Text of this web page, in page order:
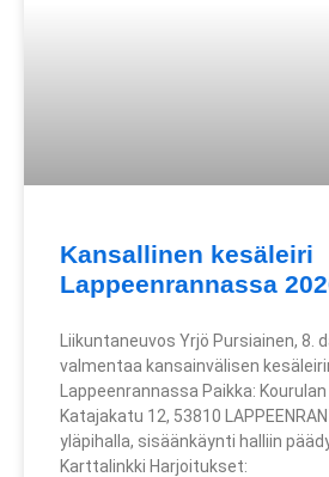
Kansallinen kesäleiri
Lappeenrannassa
Liikuntaneuvos Yrjö Pursiainen, 8.
valmentaa kansainvälisen
Lappeenrannassa Paikka:
Katajakatu 12, 53810
yläpihalla, sisäänkäynti halliin
Karttalinkki Harjoitukset: